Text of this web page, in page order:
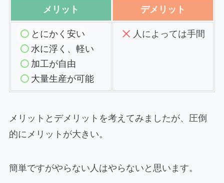
メリット デメリット
とにかく安い
水に浮く、軽い
加工が自由
大量生産が可能
人 によっては手間
メリットとデメリットを考えてみましたが、圧倒
的にメリットが大きい。
簡単ですがやらない人はやらないと思います。